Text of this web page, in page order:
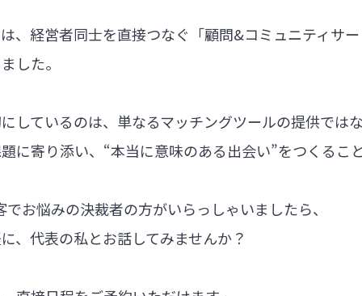
、経営者同士を直接つなぐ「顧問&コミュニティサ
した。
しているのは、単なるマッチングツールの提供では
に寄り添い、“本当に意味のある出会い”をつくるこ
お悩みの決裁者の方がいらっしゃいましたら、
、代表の私とお話してみませんか？